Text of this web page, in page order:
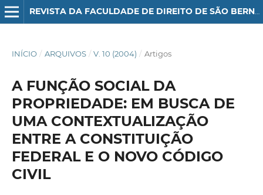
REVISTA DA FACULDADE DE DIREITO DE SÃO BERNARDO DO CAMPO
INÍCIO / ARQUIVOS / V. 10 (2004) / Artigos
A FUNÇÃO SOCIAL DA
PROPRIEDADE: EM BUSCA DE
UMA CONTEXTUALIZAÇÃO
ENTRE A CONSTITUIÇÃO
FEDERAL E O NOVO CÓDIGO
CIVIL